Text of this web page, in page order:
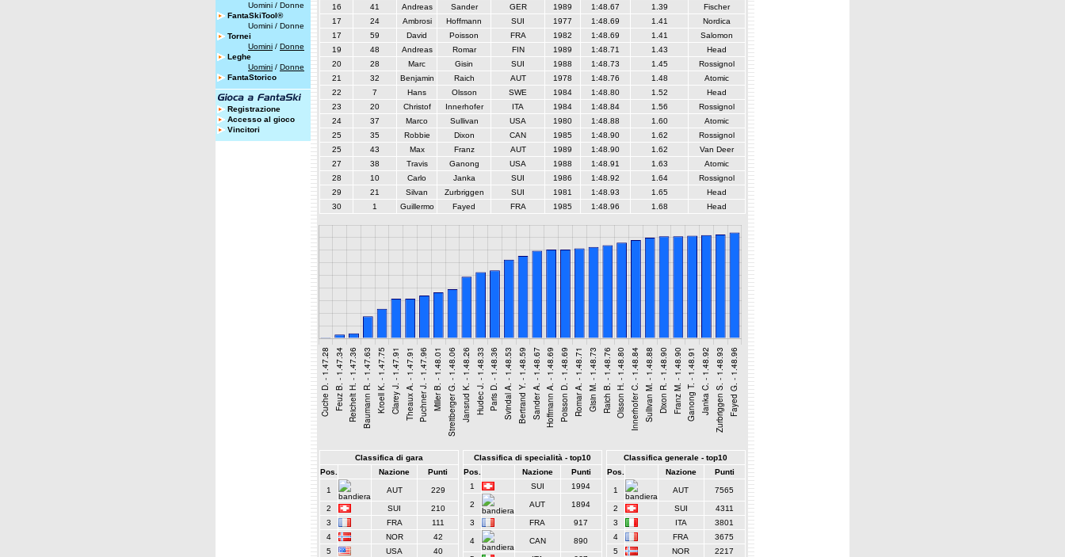
Uomini / Donne
FantaSkiTool®
Uomini / Donne
Tornei
Uomini / Donne
Leghe
Uomini / Donne
FantaStorico
Registrazione
Accesso al gioco
Vincitori
16
41 Andreas Sander GER 1989 1:48.67 1.39
Fischer
17
24 Ambrosi Hoffmann SUI 1977 1:48.69 1.41
Nordica
17
59 David Poisson FRA 1982 1:48.69 1.41
Salomon
19
48 Andreas Romar FIN 1989 1:48.71 1.43
Head
20
28 Marc Gisin SUI 1988 1:48.73 1.45
Rossignol
21
32 Benjamin Raich AUT 1978 1:48.76 1.48
Atomic
22
7 Hans Olsson SWE 1984 1:48.80 1.52
Head
23
20 Christof Innerhofer ITA 1984 1:48.84 1.56
Rossignol
24
37 Marco Sullivan USA 1980 1:48.88 1.60
Atomic
25
35 Robbie Dixon CAN 1985 1:48.90 1.62
Rossignol
25
43 Max Franz AUT 1989 1:48.90 1.62
Van Deer
27
38 Travis Ganong USA 1988 1:48.91 1.63
Atomic
28
10 Carlo Janka SUI 1986 1:48.92 1.64
Rossignol
29
21 Silvan Zurbriggen SUI 1981 1:48.93 1.65
Head
30
1 Guillermo Fayed FRA 1985 1:48.96 1.68 Head
Classifica di gara
Pos.
Nazione Punti
1 AUT 229
2 SUI
210
3
FRA
111
4
NOR
42
5
USA 40
Classifica di specialità - top10
Pos.
Nazione
Punti
1
SUI 1994
2 AUT 1894
3 FRA 917
4 CAN 890
Classifica generale - top10
Pos.
Nazione Punti
1 AUT 7565
2 SUI
4311
3
ITA
3801
4
FRA
3675
5
NOR 2217